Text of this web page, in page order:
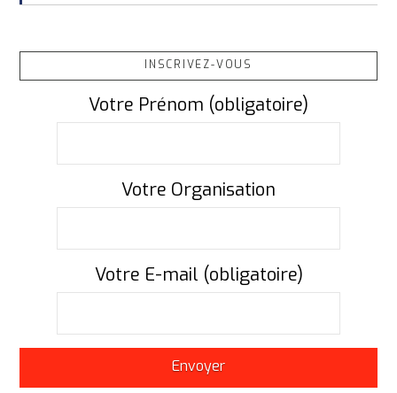
INSCRIVEZ-VOUS
Votre Prénom (obligatoire)
Votre Organisation
Votre E-mail (obligatoire)